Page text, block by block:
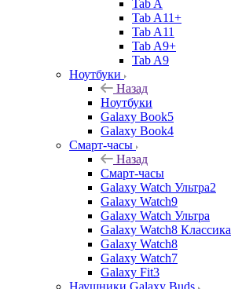
Tab A
Tab A11+
Tab A11
Tab A9+
Tab A9
Ноутбуки
Назад
Ноутбуки
Galaxy Book5
Galaxy Book4
Смарт-часы
Назад
Смарт-часы
Galaxy Watch Ультра2
Galaxy Watch9
Galaxy Watch Ультра
Galaxy Watch8 Классика
Galaxy Watch8
Galaxy Watch7
Galaxy Fit3
Наушники Galaxy Buds